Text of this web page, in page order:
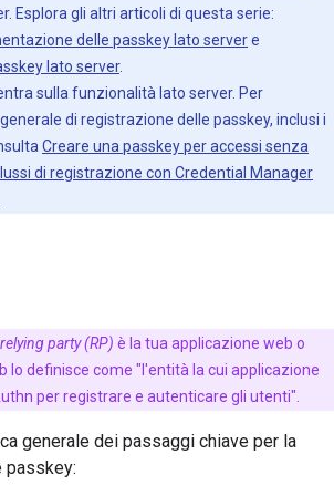
Esplora gli altri articoli di questa serie:
delle passkey lato servere
lato server.
sulla funzionalità lato server. Per
di registrazione delle passkey, inclusi i
Creare una passkey per accessi senza
di registrazione con Credential Manager
relying party (RP) è la tua applicazione web o
lo definisce come "l'entità la cui applicazione
per registrare e autenticare gli utenti".
generale dei passaggi chiave per la
passkey: